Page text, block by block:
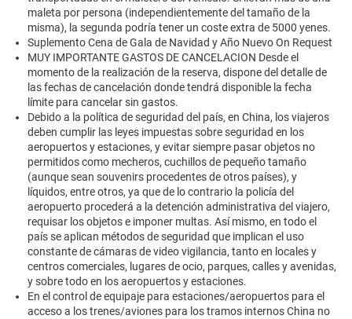
maleta por persona (independientemente del tamaño de la
misma), la segunda podría tener un coste extra de 5000 yenes.
Suplemento Cena de Gala de Navidad y Año Nuevo On Request
MUY IMPORTANTE GASTOS DE CANCELACION Desde el
momento de la realización de la reserva, dispone del detalle de
las fechas de cancelación donde tendrá disponible la fecha
límite para cancelar sin gastos.
Debido a la política de seguridad del país, en China, los viajeros
deben cumplir las leyes impuestas sobre seguridad en los
aeropuertos y estaciones, y evitar siempre pasar objetos no
permitidos como mecheros, cuchillos de pequeño tamaño
(aunque sean souvenirs procedentes de otros países), y
líquidos, entre otros, ya que de lo contrario la policía del
aeropuerto procederá a la detención administrativa del viajero,
requisar los objetos e imponer multas. Así mismo, en todo el
país se aplican métodos de seguridad que implican el uso
constante de cámaras de video vigilancia, tanto en locales y
centros comerciales, lugares de ocio, parques, calles y avenidas,
y sobre todo en los aeropuertos y estaciones.
En el control de equipaje para estaciones/aeropuertos para el
acceso a los trenes/aviones para los tramos internos China no